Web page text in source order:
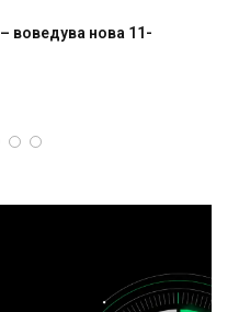
воведува нова 11-